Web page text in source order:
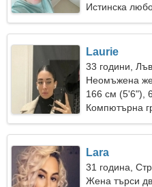
Истинска
Laurie
33 години, Лъв
Неомъжена
166 см (5'6"),
Компютърна
Lara
31 година,
Жена търси